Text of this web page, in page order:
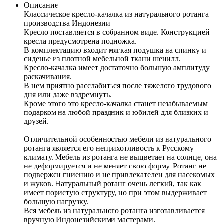
Описание
Классическое кресло-качалка из натурального ротанга
производства Индонезии.
Кресло поставляется в собранном виде. Конструкцией
кресла предусмотрена подножка.
В комплектацию входит мягкая подушка на спинку и
сиденье из плотной мебельной ткани шенилл.
Кресло-качалка имеет достаточно большую амплитуду
раскачивания.
В нем приятно расслабиться после тяжелого трудового
дня или даже вздремнуть.
Кроме этого это кресло-качалка станет незабываемым
подарком на любой праздник и юбилей для близких и
друзей.
Отличительной особенностью мебели из натурального
ротанга является его неприхотливость к Русскому
климату. Мебель из ротанга не выцветает на солнце, она
не деформируется и не меняет свою форму. Ротанг не
подвержен гниению и не привлекателен для насекомых
и жуков. Натуральный ротанг очень легкий, так как
имеет пористую структуру, но при этом выдерживает
большую нагрузку.
Вся мебель из натурального ротанга изготавливается
вручную Индонезийскими мастерами.